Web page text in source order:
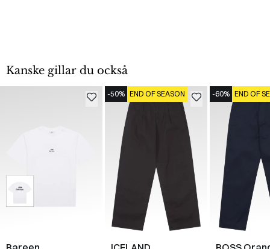
Kanske gillar du också
-50% END OF SEASON -60% END OF